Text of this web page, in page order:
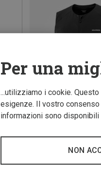
Risparmi 29%
Per una
...utilizziamo i cookie.
esigenze. Il vostro
informazioni sono
NON